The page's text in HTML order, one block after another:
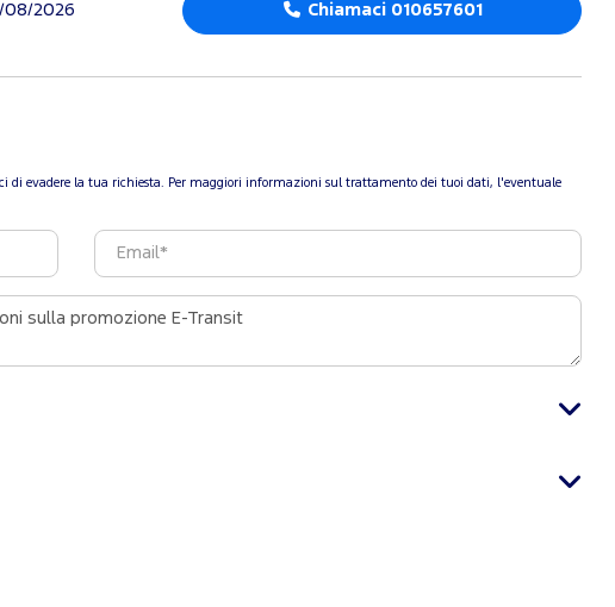
08/2026 Chiamaci 010657601
di evadere la tua richiesta. Per maggiori informazioni sul trattamento dei tuoi dati, l'eventuale